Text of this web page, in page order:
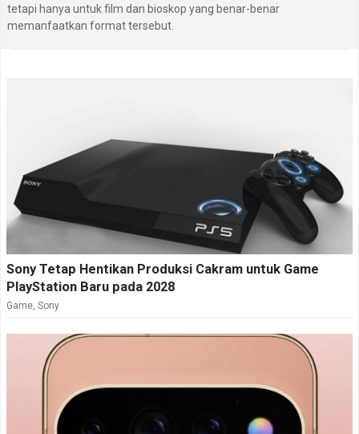
tetapi hanya untuk film dan bioskop yang benar-benar
memanfaatkan format tersebut.
Sony Tetap Hentikan Produksi Cakram untuk Game
PlayStation Baru pada 2028
Game, Sony